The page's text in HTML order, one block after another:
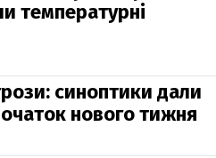
температурні
синоптики дали
нового тижня